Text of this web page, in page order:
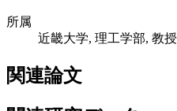
所属
近畿大学, 理工学部, 教授
関連論文